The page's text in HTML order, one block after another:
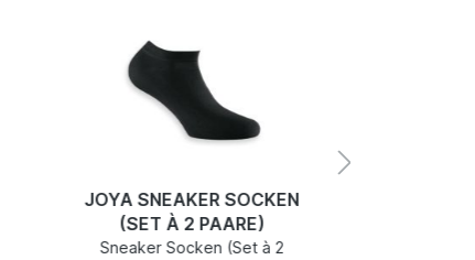
JOYA SNEAKER SOCKEN
(SET À 2 PAARE)
Sneaker Socken (Set à 2